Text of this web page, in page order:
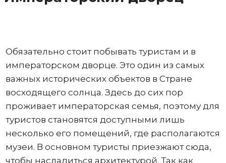
Обязательно стоит побывать туристам и в
императорском дворце. Это один из самых
важных исторических объектов в Стране
восходящего солнца. Здесь до сих пор
проживает императорская семья, поэтому для
туристов становятся доступными лишь
несколько его помещений, где располагаются
музеи. В основном туристы приезжают сюда,
чтобы насладиться архитектурой. Так как